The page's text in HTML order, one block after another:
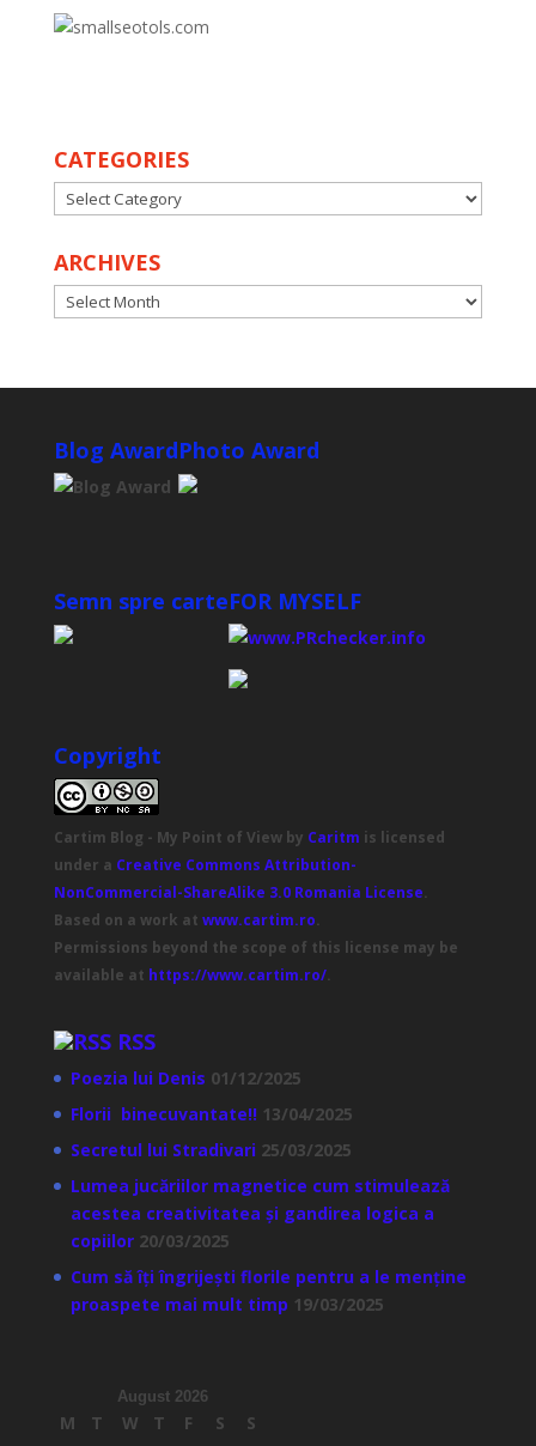
CATEGORIES
CATEGORIES
ARCHIVES
ARCHIVES
Blog AwardPhoto Award
Semn spre carteFOR MYSELF
Copyright
Cartim Blog - My Point of Viewby Caritm is licensed
under a Creative Commons Attribution-
NonCommercial-ShareAlike 3.0 Romania License.
Based on a work at www.cartim.ro.
Permissions beyond the scope of this license may be
available at https://www.cartim.ro/.
RSS
Poezia lui Denis 01/12/2025
Florii binecuvantate!! 13/04/2025
Secretul lui Stradivari 25/03/2025
Lumea jucăriilor magnetice cum stimulează
acestea creativitatea și gandirea logica a
copiilor 20/03/2025
Cum să îți îngrijești florile pentru a le menține
proaspete mai mult timp 19/03/2025
August 2026
M T W T F S
S